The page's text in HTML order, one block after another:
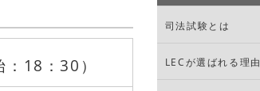
18：30）
司法試験とは
LECが選ばれる理由